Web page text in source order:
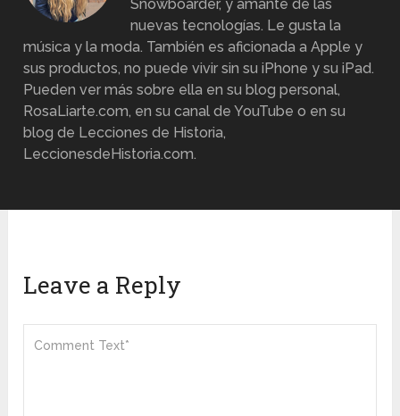
Snowboarder, y amante de las
nuevas tecnologías. Le gusta la
música y la moda. También es aficionada a Apple y
sus productos, no puede vivir sin su iPhone y su iPad.
Pueden ver más sobre ella en su blog personal,
RosaLiarte.com, en su canal de YouTube o en su
blog de Lecciones de Historia,
LeccionesdeHistoria.com.
Leave a Reply